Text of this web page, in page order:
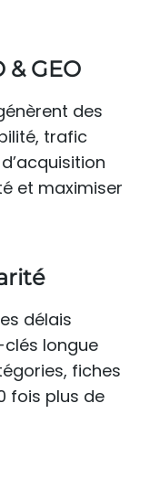
& GEO
des
trafic
et maximiser
délais
longue
fiches
fois plus de